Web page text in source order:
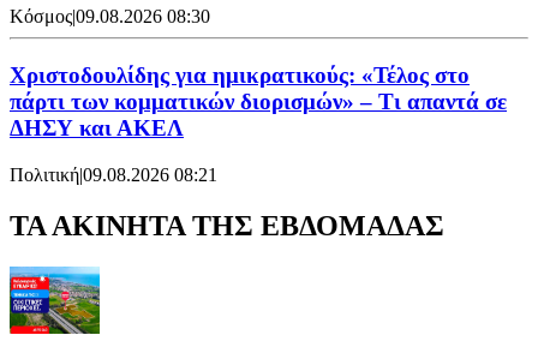
Κόσμος09.08.2026 08:30
Χριστοδουλίδης για ημικρατικούς: «Τέλος στο
πάρτι των κομματικών διορισμών» – Τι απαντά σε
ΔΗΣΥ και ΑΚΕΛ
Πολιτική|09.08.2026 08:21
ΤΑ ΑΚΙΝΗΤΑ ΤΗΣ ΕΒΔΟΜΑΔΑΣ